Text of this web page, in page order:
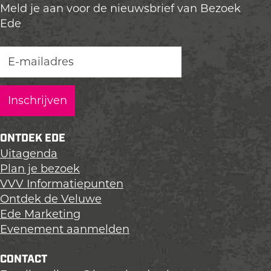
p
a
r
o
l
d
e
e
a
g
i
n
a
o
p
L
i
n
k
e
d
e
a
g
i
n
o
p
F
a
c
e
b
d
e
a
g
i
n
o
p
X
Meld je aan voor de nieuwsbrief van Bezoek
Ede
ONTDEK EDE
Uitagenda
Plan je bezoek
VVV Informatiepunten
Ontdek de Veluwe
Ede Marketing
Evenement aanmelden
CONTACT